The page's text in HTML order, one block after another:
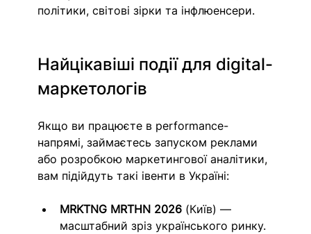
політики, світові зірки та інфлюенсери.
Найцікавіші події для digital-
маркетологів
Якщо ви працюєте в performance-
напрямі, займаєтесь запуском реклами
або розробкою маркетингової аналітики,
вам підійдуть такі івенти в Україні:
MRKTNG MRTHN 2026 (Київ) —
масштабний зріз українського ринку.